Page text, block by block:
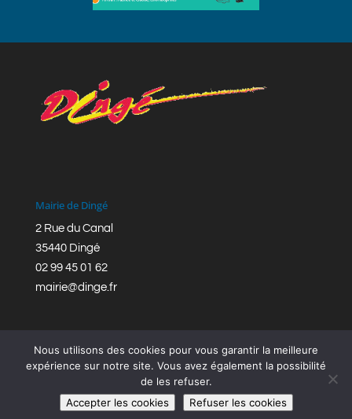
Mairie de Dingé
2 Rue du Canal
35440 Dingé
02 99 45 01 62
mairie@dinge.fr
Réalisation © Mairie de Dingé,Bretagne Romantique
Mentions légales|Politique de confidentialité
Nous utilisons des cookies pour vous garantir la meilleure
expérience sur notre site. Vous avez également la possibilité
de les refuser.
Accepter les cookies
Refuser les cookies